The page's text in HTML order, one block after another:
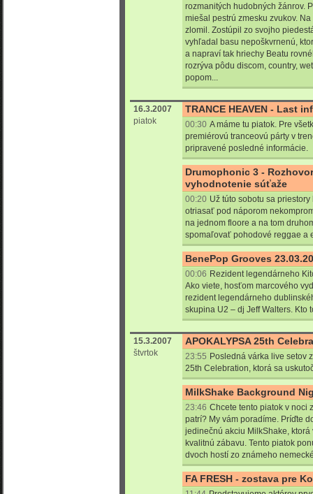
rozmanitých hudobných žánrov.
miešal pestrú zmesku zvukov.
zlomil. Zostúpil zo svojho
vyhľadal basu nepoškvrnenú,
a napraví tak hriechy Beatu
rozrýva pôdu discom, country,
popom...
16.3.2007
piatok
TRANCE HEAVEN - Last
00:30 A máme tu piatok. Pre
premiérovú tranceovú párty v
pripravené posledné informácie.
Drumophonic 3 -
vyhodnotenie súťaže
00:20 Už túto sobotu sa
otriasať pod náporom
na jednom floore a na tom
spomaľovať pohodové reggae a
BenePop Grooves
00:06 Rezident legendárneho
Ako viete, hosťom marcového
rezident legendárneho
skupina U2 – dj Jeff Walters. Kto
15.3.2007
štvrtok
APOKALYPSA 25th
23:55 Posledná várka live setov
25th Celebration, ktorá sa
MilkShake Background
23:46 Chcete tento piatok v noci
patrí? My vám poradíme. Príďte
jedinečnú akciu MilkShake,
kvalitnú zábavu. Tento piatok
dvoch hostí zo známeho
FA FRESH - zostava pre